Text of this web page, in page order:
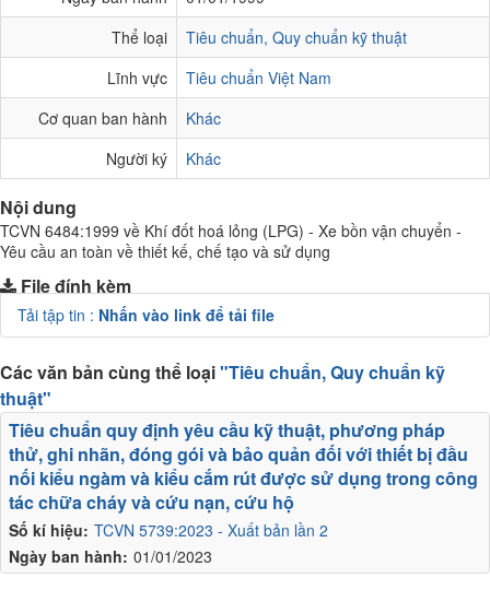
Thể loại
Tiêu chuẩn, Quy chuẩn kỹ thuật
Lĩnh vực
Tiêu chuẩn Việt Nam
Cơ quan ban hành
Khác
Người ký
Khác
Nội dung
TCVN 6484:1999 về Khí đốt hoá lỏng (LPG) - Xe bồn vận chuyển -
Yêu cầu an toàn về thiết kế, chế tạo và sử dụng
File đính kèm
Tải tập tin : Nhấn vào link để tải file
Các văn bản cùng thể loại"Tiêu chuẩn, Quy chuẩn kỹ
thuật"
Số kí hiệu: TCVN 5739:2023 - Xuất bản lần 2
Ngày ban hành: 01/01/2023
Tiêu chuẩn quy định yêu cầu kỹ thuật, phương pháp
thử, ghi nhãn, đóng gói và bảo quản đối với thiết bị đầu
nối kiểu ngàm và kiểu cắm rút được sử dụng trong công
tác chữa cháy và cứu nạn, cứu hộ